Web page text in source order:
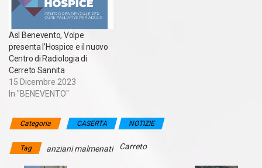
Asl Benevento, Volpe
presenta l’Hospice e il nuovo
Centro di Radiologia di
Cerreto Sannita
15 Dicembre 2023
In "BENEVENTO"
Categoria CASERTA NOTIZIE
Tag anziani malmenati Carreto